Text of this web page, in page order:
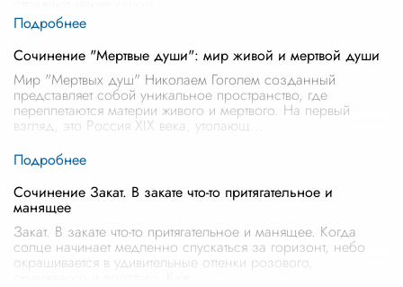
Сочинение "Мертвые души": мир живой и мертвой души
Мир "Мертвых душ" Николаем Гоголем созданный
представляет собой уникальное пространство, где
переплетаются материи живого и мертвого. На первый
взгляд, это Россия XIX века, утопающ
Сочинение Закат. В закате что-то притягательное и
манящее
Закат. В закате что-то притягательное и манящее. Когда
солце начинает медленно спускаться за горизонт, небо
окрашивается в удивительные оттенки розового,